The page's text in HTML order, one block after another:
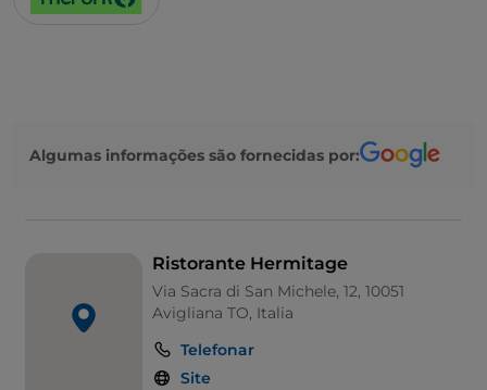
Algumas informações são fornecidas por:
Ristorante Hermitage
Via Sacra di San Michele, 12, 10051
Avigliana TO, Italia
Telefonar
Site